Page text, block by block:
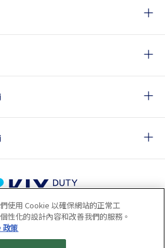
隱私政策
Cookie政策
用規章
使用 Cookie 以確保網站的正常工
性化的設計內容和改善我們的服務。
策